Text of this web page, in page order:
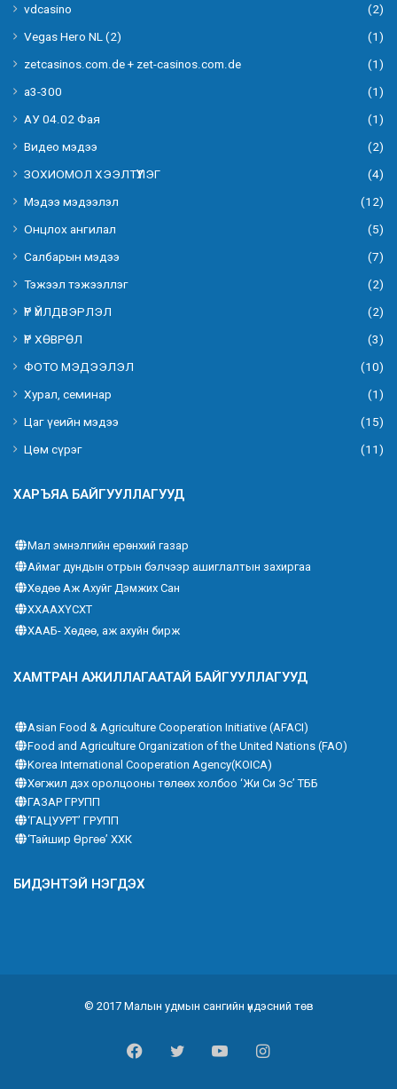
vdcasino
(2)
Vegas Hero NL (2)
(1)
zetcasinos.com.de + zet-casinos.com.de
(1)
а3-300
(1)
АУ 04.02 Фая
(1)
Видео мэдээ
(2)
ЗОХИОМОЛ ХЭЭЛТҮҮЛЭГ
(4)
Мэдээ мэдээлэл
(12)
Онцлох ангилал
(5)
Салбарын мэдээ
(7)
Тэжээл тэжээллэг
(2)
ҮР ҮЙЛДВЭРЛЭЛ
(2)
ҮР ХӨВРӨЛ
(3)
ФОТО МЭДЭЭЛЭЛ
(10)
Хурал, семинар
(1)
Цаг үеийн мэдээ
(15)
Цөм сүрэг
(11)
ХАРЪЯА БАЙГУУЛЛАГУУД
Мал эмнэлгийн ерөнхий газар
Аймаг дундын отрын бэлчээр ашиглалтын захиргаа
Хөдөө Аж Ахуйг Дэмжих Сан
ХХААХҮСХТ
ХААБ- Хөдөө, аж ахуйн бирж
ХАМТРАН АЖИЛЛАГААТАЙ БАЙГУУЛЛАГУУД
Asian Food & Agriculture Cooperation Initiative (AFACI)
Food and Agriculture Organization of the United Nations (FAO)
Korea International Cooperation Agency(KOICA)
Хөгжил дэх оролцооны төлөөх холбоо ‘Жи Си Эс’ ТББ
ГАЗАР ГРУПП
‘ГАЦУУРТ’ ГРУПП
‘Тайшир Өргөө’ ХХК
БИДЭНТЭЙ НЭГДЭХ
© 2017 Малын удмын сангийн үндэсний төв
FacebookTwitter YouTubeInstagram